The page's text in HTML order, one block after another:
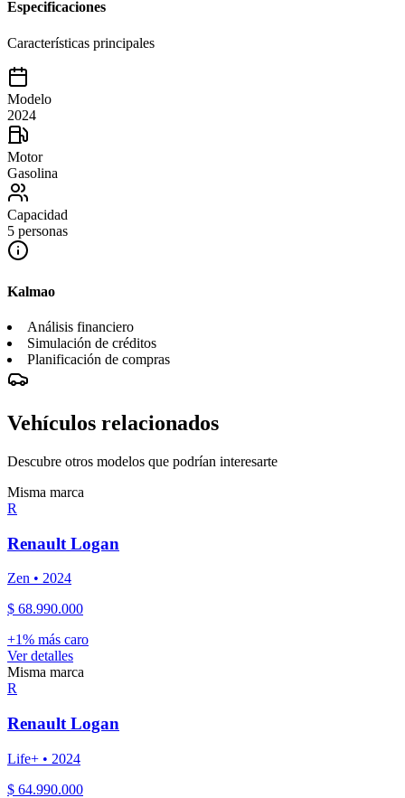
Especificaciones
Características principales
Modelo
2024
Motor
Gasolina
Capacidad
5 personas
Kalmao
Análisis financiero
Simulación de créditos
Planificación de compras
Vehículos relacionados
Descubre otros modelos que podrían interesarte
Misma marca
R
Renault Logan
Zen • 2024
$ 68.990.000
+1% más caro
Ver detalles
Misma marca
R
Renault Logan
Life+ • 2024
$ 64.990.000